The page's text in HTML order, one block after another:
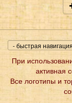
При
активная
Все логотипы и